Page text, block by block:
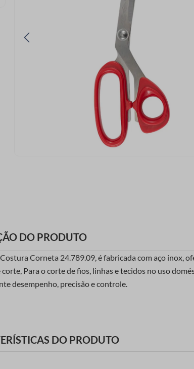
DO PRODUTO
Corneta 24.789.09, é fabricada com aço inox,
Para o corte de fios, linhas e tecidos no uso
desempenho, precisão e controle.
DO PRODUTO